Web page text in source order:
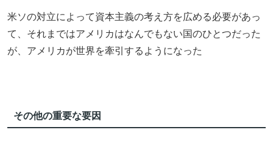
米ソの対立によって資本主義の考え方を広める必要があっ
て、それまではアメリカはなんでもない国のひとつだった
が、アメリカが世界を牽引するようになった
その他の重要な要因